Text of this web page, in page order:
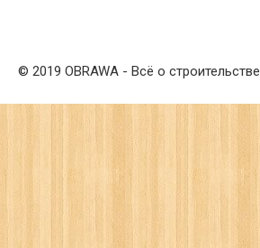
© 2019 OBRAWA - Всё о строительстве